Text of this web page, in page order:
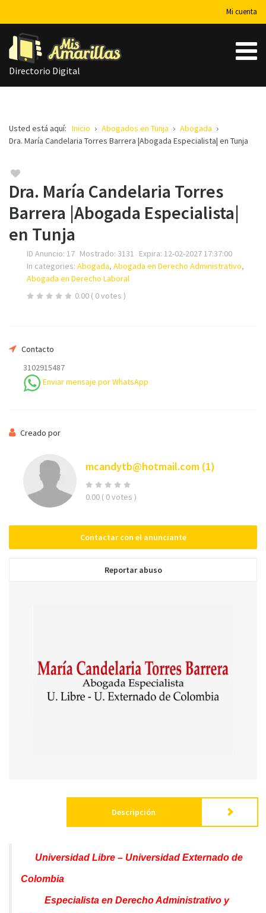
Mi cuenta
Directorio Digital
Usted está aquí: Inicio Abogados en Tunja
Abogada
Dra. María Candelaria Torres Barrera |Abogada Especialista| en Tunja
Dra. María Candelaria Torres
Barrera |Abogada Especialista|
en Tunja
ID Anuncio: 17 Mostrado: 3131 Expira: 12-02-2027 17:37:00
In categories: Abogada, Abogada en Derecho Administrativo,
Abogada en Derecho Laboral
0.00 ( 0 votes )
Contacto
3102915487
Enviar mensaje por WhatsApp
Creado por
mcandytb@hotmail.com (1)
0.00 ( 0 votes )
Contactar con el anunciante
Reportar abuso
Su nombre
Mensaje
Descripción
Universidad Libre – Universidad Externado de
Colombia
Especialista en Derecho Administrativo y